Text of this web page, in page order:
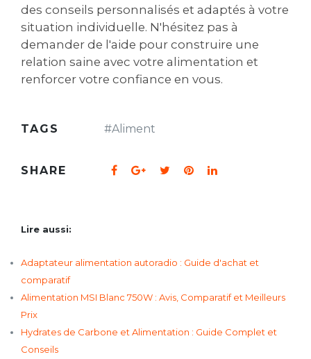
des conseils personnalisés et adaptés à votre
situation individuelle. N'hésitez pas à
demander de l'aide pour construire une
relation saine avec votre alimentation et
renforcer votre confiance en vous.
TAGS #Aliment
SHARE
Lire aussi:
Adaptateur alimentation autoradio : Guide d'achat et
comparatif
Alimentation MSI Blanc 750W : Avis, Comparatif et Meilleurs
Prix
Hydrates de Carbone et Alimentation : Guide Complet et
Conseils